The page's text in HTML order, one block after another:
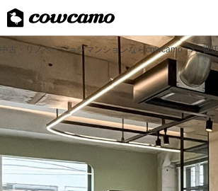
中古・リノベーションマンションならcowcamo 世